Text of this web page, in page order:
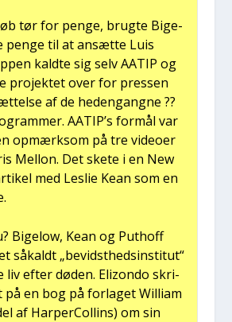
tør for pen­ge, brug­te Bige­
pen­ge til at ansæt­te Luis
kald­te sig selv AATIP og
pro­jek­tet over for pres­sen
af de heden­gang­ne ??
AATIP’s for­mål var
opmærk­som på tre video­er
Mel­lon. Det ske­te i en New
med Les­lie Kean som en
Bige­low, Kean og Put­hoff
såkaldt „bevidst­heds­in­sti­tut“
liv efter døden. Elizon­do skri­
på en bog på for­la­get Wil­li­am
af Har­perColl­ins) om sin